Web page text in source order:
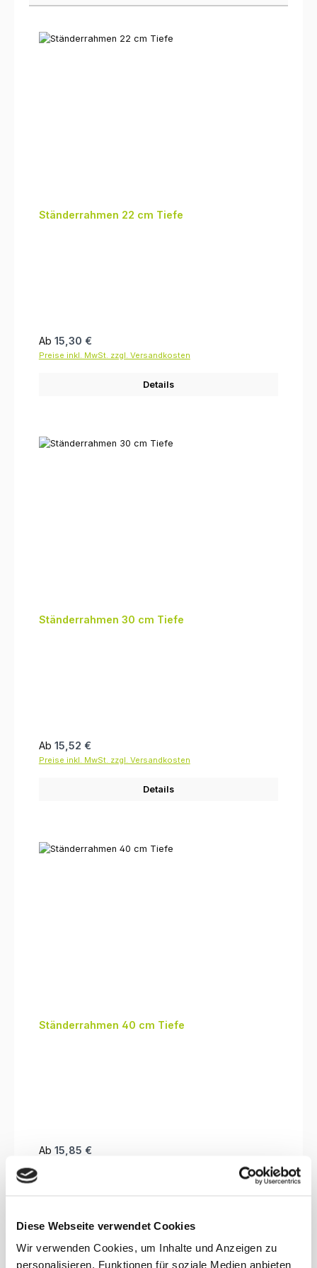
Diese Webseite verwendet Cookies
Wir verwenden Cookies, um Inhalte und Anzeigen zu
personalisieren, Funktionen für soziale Medien anbieten
Ständerrahmen 22 cm Tiefe
Regulärer Preis:
Ab 15,30 €
Preise inkl. MwSt. zzgl. Versandkosten
Details
Ständerrahmen 30 cm Tiefe
Regulärer Preis:
Ab 15,52 €
Preise inkl. MwSt. zzgl. Versandkosten
Details
Ständerrahmen 40 cm Tiefe
Regulärer Preis:
Ab 15,85 €